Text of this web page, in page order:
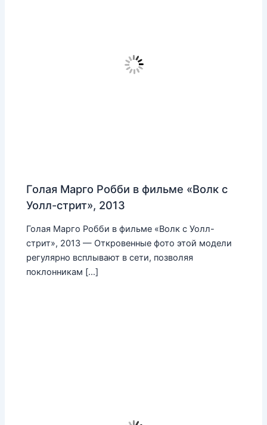
Голая Марго Робби в фильме «Волк с
Уолл-стрит», 2013
Голая Марго Робби в фильме «Волк с Уолл-
стрит», 2013 — Откровенные фото этой модели
регулярно всплывают в сети, позволяя
поклонникам […]